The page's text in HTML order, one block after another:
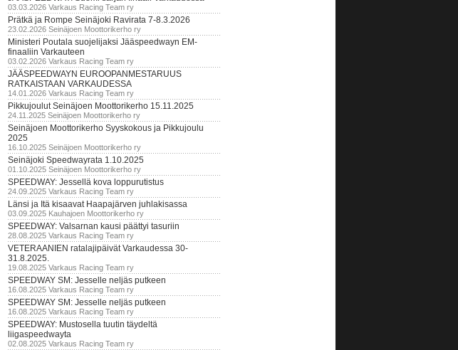
03.03.2026 Varkaus Racing Team ry
Prätkä ja Rompe Seinäjoki Ravirata 7-8.3.2026
23.02.2026 Seinäjoen Moottorikerho ry
Ministeri Poutala suojelijaksi Jääspeedwayn EM-
finaaliin Varkauteen
03.02.2026 Varkaus Racing Team ry
JÄÄSPEEDWAYN EUROOPANMESTARUUS
RATKAISTAAN VARKAUDESSA
14.01.2026 Varkaus Racing Team ry
Pikkujoulut Seinäjoen Moottorikerho 15.11.2025
24.11.2025 Seinäjoen Moottorikerho ry
Seinäjoen Moottorikerho Syyskokous ja Pikkujoulu
2025
16.10.2025 Seinäjoen Moottorikerho ry
Seinäjoki Speedwayrata 1.10.2025
01.10.2025 Seinäjoen Moottorikerho ry
SPEEDWAY: Jessellä kova loppurutistus
24.09.2025 Varkaus Racing Team ry
Länsi ja Itä kisaavat Haapajärven juhlakisassa
03.09.2025 Kauhajoen Moottorikerho ry
SPEEDWAY: Valsarnan kausi päättyi tasuriin
28.08.2025 Varkaus Racing Team ry
VETERAANIEN ratalajipäivät Varkaudessa 30-
31.8.2025.
19.08.2025 Varkaus Racing Team ry
SPEEDWAY SM: Jesselle neljäs putkeen
16.08.2025 Varkaus Racing Team ry
SPEEDWAY SM: Jesselle neljäs putkeen
16.08.2025 Varkaus Racing Team ry
SPEEDWAY: Mustosella tuutin täydeltä
liigaspeedwayta
02.08.2025 Varkaus Racing Team ry